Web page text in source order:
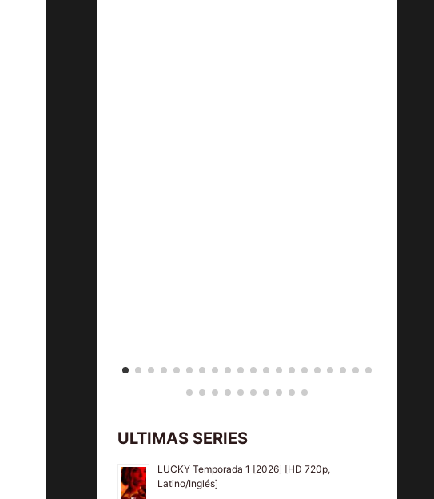
ULTIMAS SERIES
LUCKY Temporada 1 [2026] [HD 720p,
Latino/Inglés]